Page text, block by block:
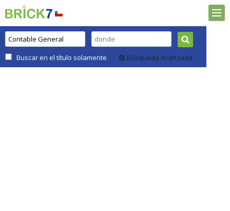
Buscar en el título solamente Búsqueda Avanzada